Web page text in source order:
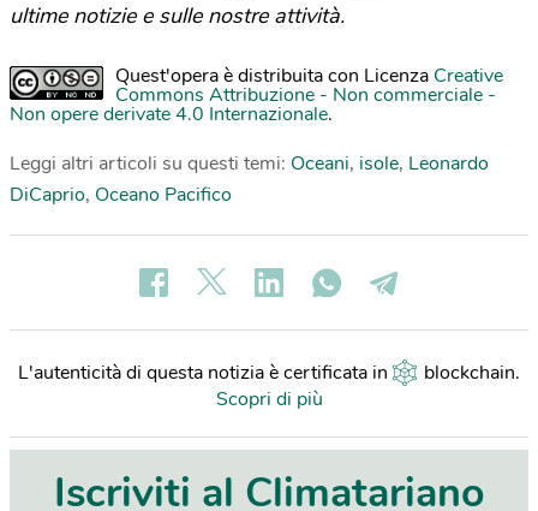
ultime notizie e sulle nostre attività.
Quest'opera è distribuita con Licenza Creative
Commons Attribuzione - Non commerciale -
Non opere derivate 4.0 Internazionale.
Leggi altri articoli su questi temi: Oceani, isole, Leonardo
DiCaprio, Oceano Pacifico
L'autenticità di questa notizia è certificata in blockchain.
Scopri di più
Iscriviti al Climatariano